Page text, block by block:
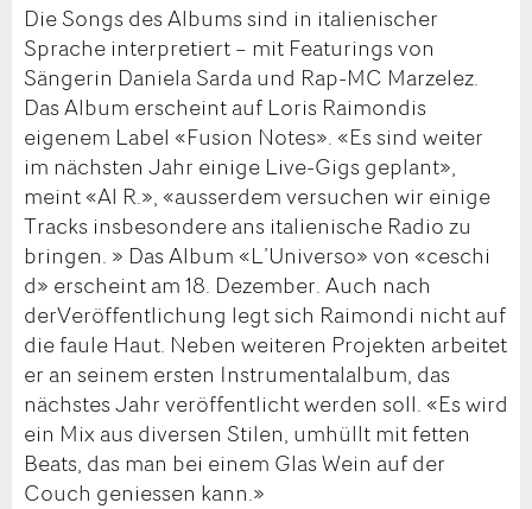
Die Songs des Albums sind in italienischer
Sprache interpretiert – mit Featurings von
Sängerin Daniela Sarda und Rap-MC Marzelez.
Das Album erscheint auf Loris Raimondis
eigenem Label «Fusion Notes». «Es sind weiter
im nächsten Jahr einige Live-Gigs geplant»,
meint «Al R.», «ausserdem versuchen wir einige
Tracks insbesondere ans italienische Radio zu
bringen. » Das Album «L’Universo» von «ceschi
d» erscheint am 18. Dezember. Auch nach
derVeröffentlichung legt sich Raimondi nicht auf
die faule Haut. Neben weiteren Projekten arbeitet
er an seinem ersten Instrumentalalbum, das
nächstes Jahr veröffentlicht werden soll. «Es wird
ein Mix aus diversen Stilen, umhüllt mit fetten
Beats, das man bei einem Glas Wein auf der
Couch geniessen kann.»